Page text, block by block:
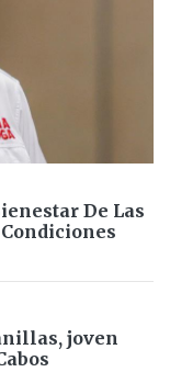
De Las
joven